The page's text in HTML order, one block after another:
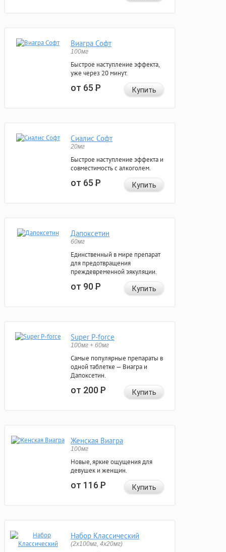
Виагра Софт
100мг
Быстрое наступление эффекта,
уже через 20 минут.
от 65Р Купить
Сиалис Софт
20мг
Быстрое наступление эффекта и
совместимость с алкоголем.
от 65Р Купить
Дапоксетин
60мг
Единственный в мире препарат
для предотвращения
преждевременной эякуляции.
от 90Р Купить
Super P-force
100мг + 60мг
Самые популярные препараты в
одной таблетке — Виагра и
Дапоксетин.
от 200Р Купить
Женская Виагра
100мг
Новые, яркие ощущения для
девушек и женщин.
от 116Р Купить
Набор Классический
(2x100мг, 4x20мг)